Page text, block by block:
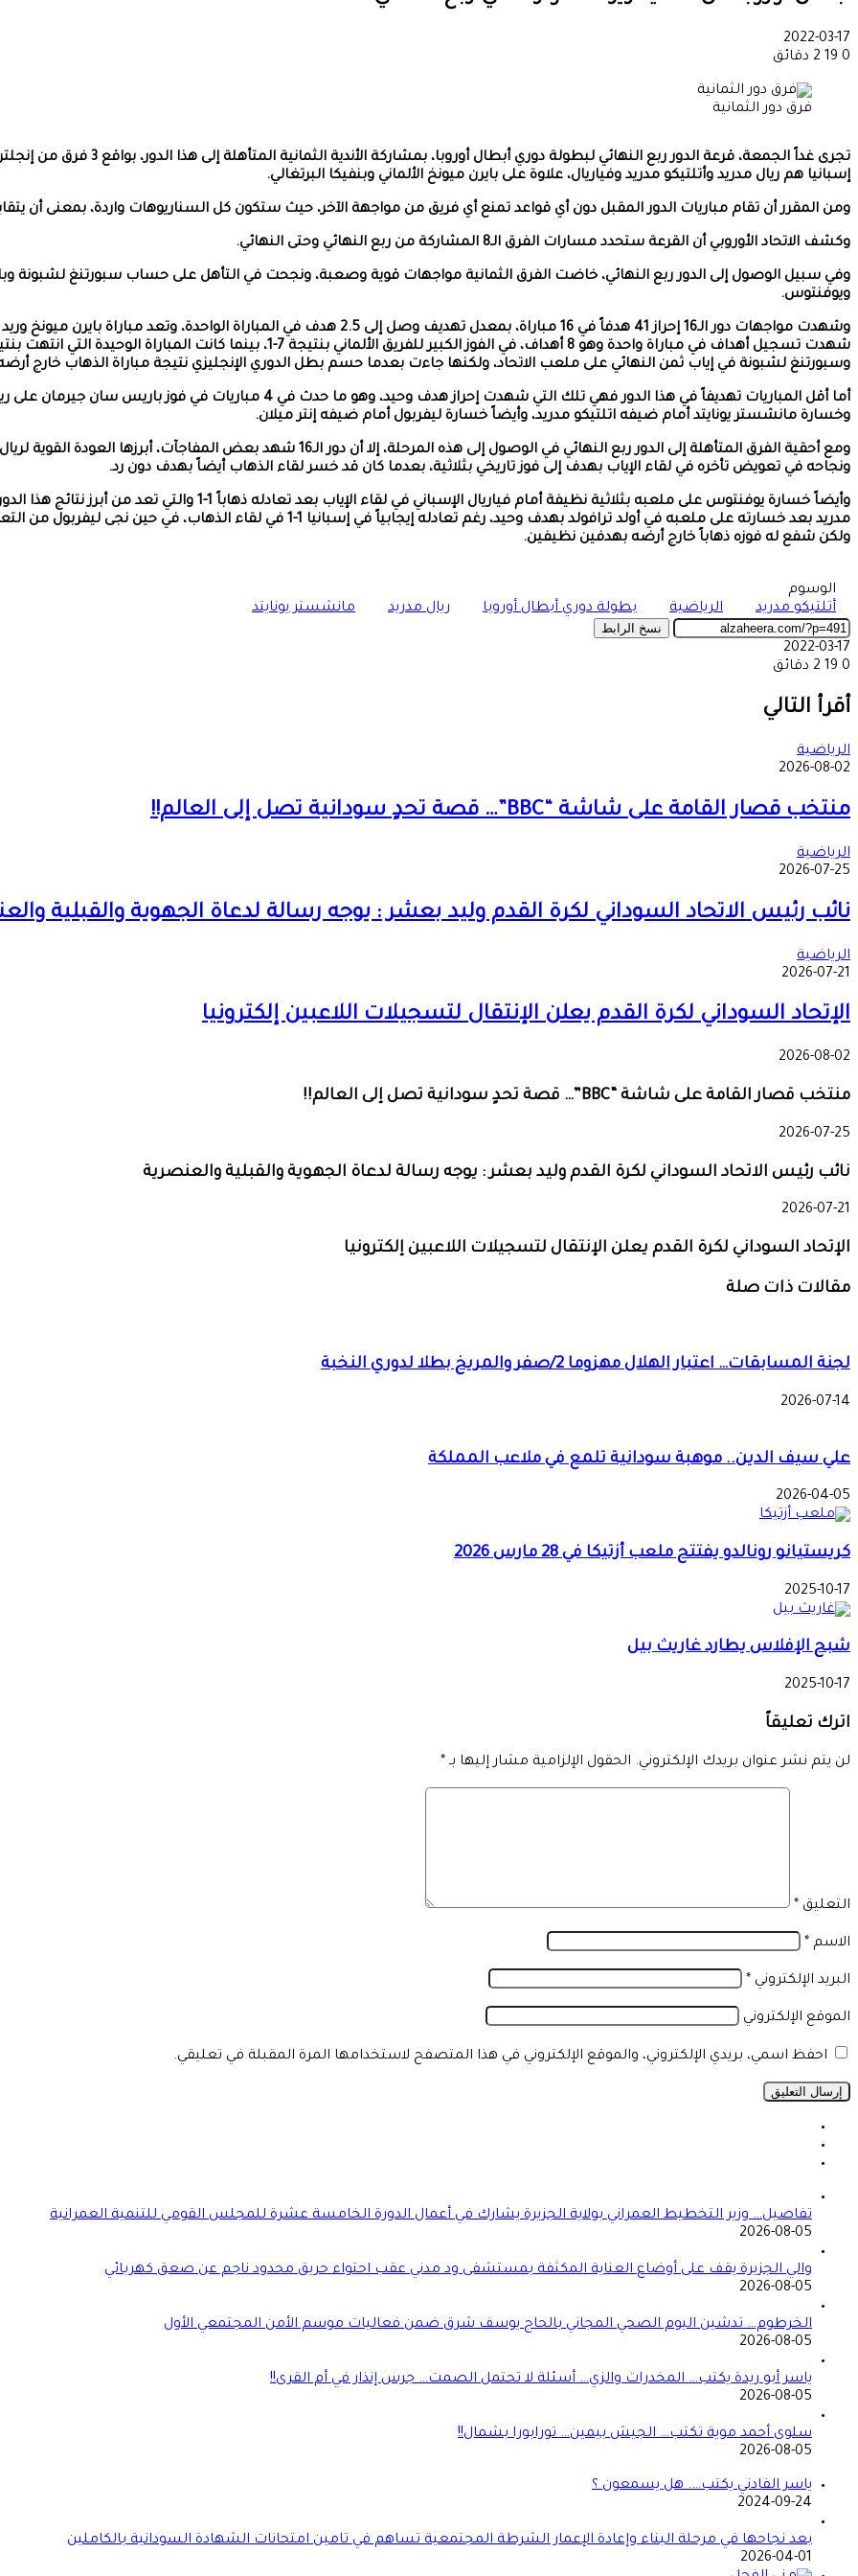
2022-03-17
0
2 دقائق
فرق دور الثمانية
تجرى غداً الجمعة، قرعة الدور ربع
إسبانيا هم ريال مدريد وأتلتيكو مدريد وفياريال، علاوة على بايرن ميونخ الألماني وبنفيكا البرتغالي.
ومن المقرر أن تقام مباريات الدور المقبل دون أي قواعد تمنع أي فريق من مواجهة الآخر، حيث ستكون كل السناريوهات واردة، بمعنى أن
وكشف الاتحاد الأوروبي أن القرعة ستحدد مسارات الفرق الـ8 المشاركة من ربع النهائي وحتى النهائي.
وفي سبيل الوصول إلى الدور ربع النهائي، خاضت الفرق الثمانية مواجهات قوية وصعبة، ونجحت في التأهل على حساب سبورتنغ لشبونة
ويوفنتوس.
وشهدت مواجهات دور الـ16 إحراز 41 هدفاً في 16 مباراة، بمعدل تهديف وصل إلى 2.5 هدف في
شهدت تسجيل أهداف في مباراة واحدة وهو 8 أهداف، في الفوز الكبير للفريق
وسبورتنغ لشبونة في إياب ثمن النهائي على ملعب الاتحاد، ولكنها جاءت بعدما حسم بطل الدوري الإنجليزي نتيجة مباراة الذهاب خارج
أما أقل المباريات تهديفاً في هذا الدور فهي تلك التي شهدت إحراز هدف وحيد،
وخسارة مانشستر يونايتد أمام ضيفه اتلتيكو مدريد، وأيضاً خسارة ليفربول أمام ضيفه إنتر ميلان.
ومع أحقية الفرق المتأهلة إلى الدور ربع النهائي في الوصول إلى هذه المرحلة، إلا أن
ونجاحه في تعويض تأخره في لقاء الإياب بهدف إلى فوز تاريخي بثلاثية، بعدما كان قد خسر لقاء الذهاب أيضاً بهدف دون رد.
وأيضاً خسارة يوفنتوس على ملعبه بثلاثية نظيفة أمام فياريال
ولكن شفع له فوزه ذهاباً خارج أرضه بهدفين نظيفين.
الوسوم
أتلتيكو مدريد
الرياضية بطولة دوري أبطال أوروبا ريال مدريد مانشستر يونايتد
نسخ الرابط
2022-03-17
0
2 دقائق
عبر
البريد
أقرأ التالي
الرياضية
2026-08-02
منتخب قصار القامة على شاشة “BBC”… قصة تحدٍ سودانية تصل إلى العالم!!
الرياضية
2026-07-25
نائب رئيس الاتحاد السوداني لكرة القدم وليد بعشر : يوجه رسالة لدعاة الجهوية والقبلية
الرياضية
2026-07-21
الإتحاد السوداني لكرة القدم يعلن الإنتقال لتسجيلات اللاعبين إلكترونيا
2026-08-02
منتخب قصار القامة على شاشة “BBC”… قصة تحدٍ سودانية تصل إلى العالم!!
2026-07-25
نائب رئيس الاتحاد السوداني لكرة القدم وليد بعشر : يوجه رسالة لدعاة الجهوية والقبلية والعنصرية
2026-07-21
الإتحاد السوداني لكرة القدم يعلن الإنتقال لتسجيلات اللاعبين إلكترونيا
مقالات ذات صلة
لجنة المسابقات… اعتبار الهلال مهزوما 2/صفر والمريخ بطلا لدوري النخبة
2026-07-14
علي سيف الدين.. موهبة سودانية تلمع في ملاعب المملكة
2026-04-05
كريستيانو رونالدو يفتتح ملعب أزتيكا في 28 مارس 2026
2025-10-17
شبح الإفلاس يطارد غاريث بيل
2025-10-17
اترك تعليقاً
لن يتم نشر عنوان بريدك الإلكتروني. الحقول الإلزامية مشار إليها بـ *
التعليق *
الاسم *
البريد الإلكتروني *
الموقع الإلكتروني
احفظ اسمي، بريدي الإلكتروني، والموقع الإلكتروني في هذا المتصفح لاستخدامها المرة المقبلة في تعليقي.
تفاصيل… وزير التخطيط العمراني بولاية الجزيرة يشارك في أعمال الدورة الخامسة عشرة للمجلس القومي للتنمية العمرانية
2026-08-05
والي الجزيرة يقف على أوضاع العناية المكثفة بمستشفى ود مدني عقب احتواء حريق محدود ناجم عن صعق كهربائي
2026-08-05
الخرطوم… تدشين اليوم الصحي المجاني بالحاج يوسف شرق ضمن فعاليات موسم الأمن المجتمعي الأول
2026-08-05
ياسر أبو ريدة يكتب… المخدرات والزي… أسئلة لا تحتمل الصمت… جرس إنذار في أم القرى!!
2026-08-05
سلوى أحمد موية تكتب… الجيش بيمين… تورابورا بشمال!!
2026-08-05
ياسر الفادني يكتب…. هل يسمعون ؟
2024-09-24
بعد نجاحها في مرحلة البناء وإعادة الإعمار الشرطة المجتمعية تساهم في تامين امتحانات الشهادة السودانية بالكاملين
2026-04-01